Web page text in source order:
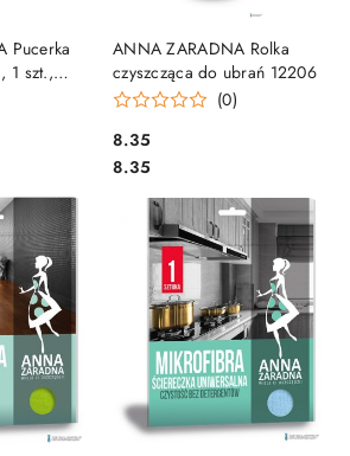
Pucerka
1 szt.,
016426
ANNA ZARADNA Rolka
czyszcząca do ubrań 12206
(0)
Cena:
8.35
Cena:
8.35
DO KOSZYKA